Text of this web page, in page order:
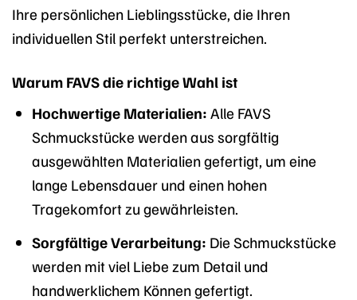
Ihre persönlichen Lieblingsstücke, die Ihren
individuellen Stil perfekt unterstreichen.
Warum FAVS die richtige Wahl ist
Hochwertige Materialien: Alle FAVS
Schmuckstücke werden aus sorgfältig
ausgewählten Materialien gefertigt, um eine
lange Lebensdauer und einen hohen
Tragekomfort zu gewährleisten.
Sorgfältige Verarbeitung: Die Schmuckstücke
werden mit viel Liebe zum Detail und
handwerklichem Können gefertigt.